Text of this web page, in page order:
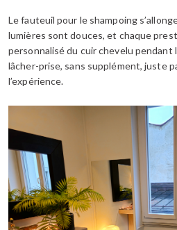
Le fauteuil pour le shampoing
lumières sont douces, et chaque
personnalisé du cuir chevelu pendant
lâcher-prise, sans supplément, juste
l’expérience.